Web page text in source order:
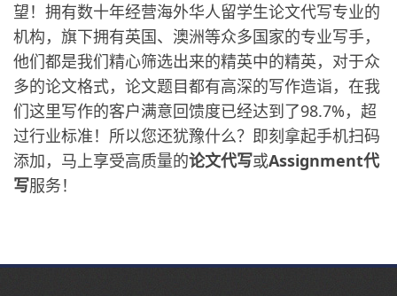
望！拥有数十年经营海外华人留学生论文代写专业的
机构，旗下拥有英国、澳洲等众多国家的专业写手，
他们都是我们精心筛选出来的精英中的精英，对于众
多的论文格式，论文题目都有高深的写作造诣，在我
们这里写作的客户满意回馈度已经达到了98.7%，超
过行业标准！所以您还犹豫什么？即刻拿起手机扫码
添加，马上享受高质量的论文代写或Assignment代
写服务！